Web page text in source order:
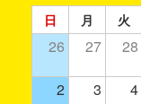
日 月 火
26 27 28
2 3 4